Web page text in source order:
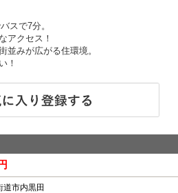
スで7分。
アクセス！
並みが広がる住環境。
！
道市内黒田